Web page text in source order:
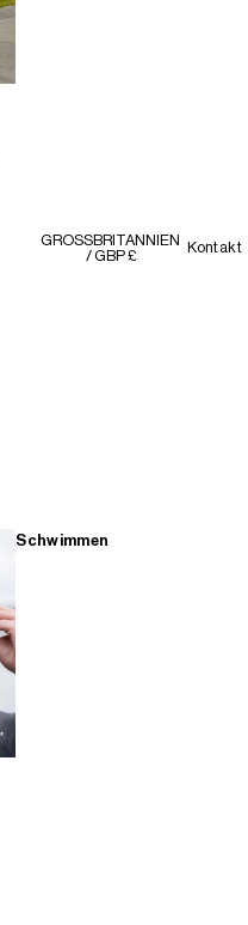
Schwimmen
GROSSBRITANNIEN
/ GBP £
Kontakt